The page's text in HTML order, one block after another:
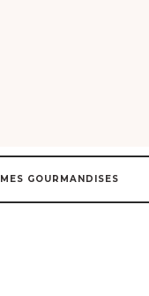
MES GOURMANDISES